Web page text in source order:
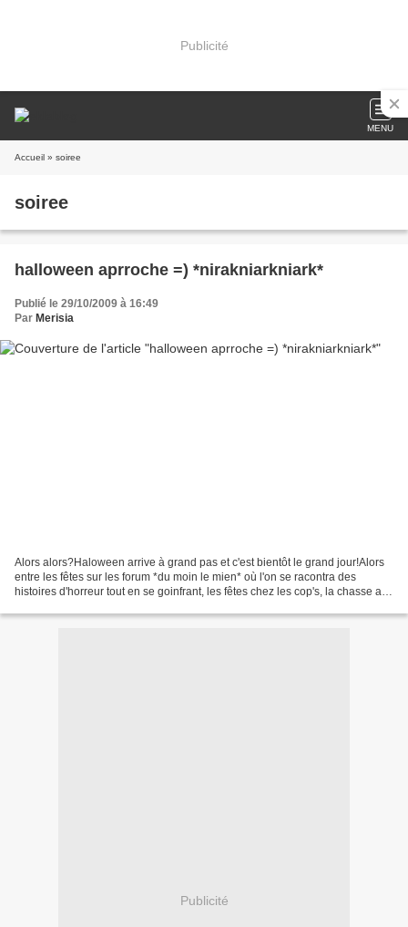
Publicité
MENU
Accueil » soiree
soiree
halloween aprroche =) *nirakniarkniark*
Publié le 29/10/2009 à 16:49
Par Merisia
Alors alors?Haloween arrive à grand pas et c'est bientôt le grand jour!Alors
entre les fêtes sur les forum *du moin le mien* où l'on se racontra des
histoires d'horreur tout en se goinfrant, les fêtes chez les cop's, la chasse aux
Publicité